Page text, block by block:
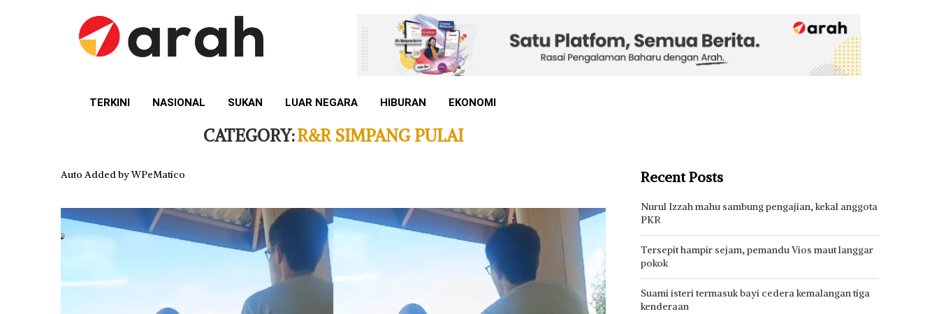
TERKINI NASIONAL SUKAN LUAR NEGARA HIBURAN EKONOMI
CATEGORY:R&R SIMPANG PULAI
Auto Added by WPeMatico Recent Posts
Nurul Izzah mahu sambung pengajian, kekal anggota
PKR
Tersepit hampir sejam, pemandu Vios maut langgar
pokok
Suami isteri termasuk bayi cedera kemalangan tiga
kenderaan